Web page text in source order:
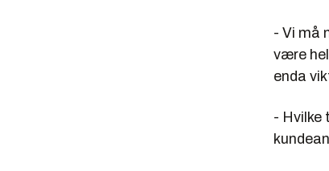
- Vi må
være
enda
- Hvilke